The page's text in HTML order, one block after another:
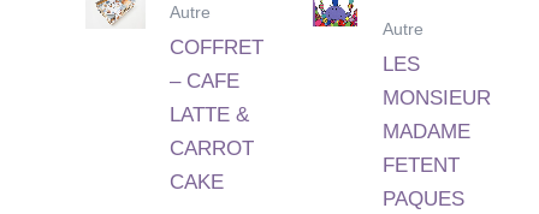
Autre
COFFRET
– CAFE
LATTE &
CARROT
CAKE
Autre
LES
MONSIEUR
MADAME
FETENT
PAQUES